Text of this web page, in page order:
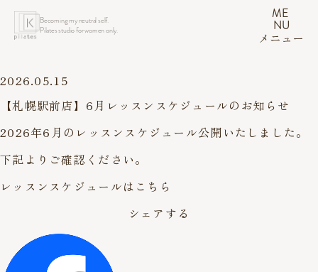
Becoming my neutral self.
Pilates studio for women only.
ME
NU
メニュー
2026.05.15
【札幌駅前店】6月レッスンスケジュールのお知らせ
2026年6月のレッスンスケジュール公開いたしました。
下記よりご確認ください。
レッスンスケジュールはこちら
シェアする